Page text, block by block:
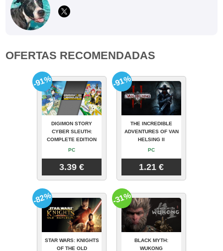
OFERTAS RECOMENDADAS
DIGIMON STORY
CYBER SLEUTH:
COMPLETE EDITION
PC
3.39 €
-91%
THE INCREDIBLE
ADVENTURES OF VAN
HELSING II
PC
1.21 €
-91%
STAR WARS: KNIGHTS
OF THE OLD
-82%
BLACK MYTH:
WUKONG
-31%